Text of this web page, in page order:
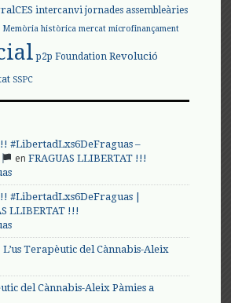
intercanvi jornades assembleàries
Memòria històrica mercat microfinançament
p2p Foundation Revolució
SSPC
#LibertadLxs6DeFraguas –
enFRAGUAS LLIBERTAT !!!
#LibertadLxs6DeFraguas |
LLIBERTAT !!!
L’us Terapèutic del Cànnabis-Aleix
del Cànnabis-Aleix Pàmies a